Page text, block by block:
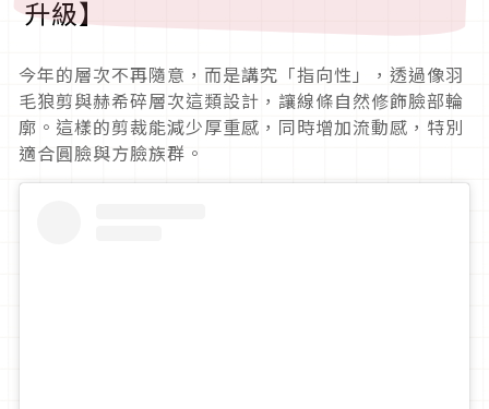
升級】
今年的層次不再隨意，而是講究「指向性」，透過像羽
毛狼剪與赫希碎層次這類設計，讓線條自然修飾臉部輪
廓。這樣的剪裁能減少厚重感，同時增加流動感，特別
適合圓臉與方臉族群。